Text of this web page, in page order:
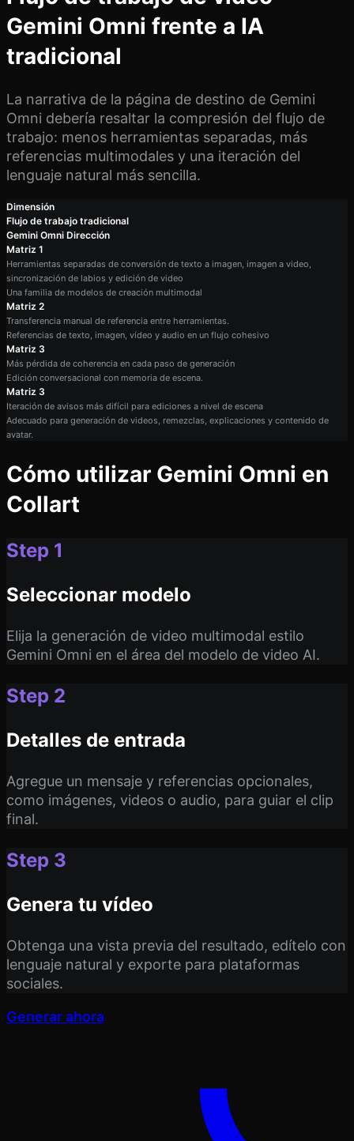
Gemini Omni frente a IA
tradicional
La narrativa de la página de destino de Gemini
Omni debería resaltar la compresión del flujo de
trabajo: menos herramientas separadas, más
referencias multimodales y una iteración del
lenguaje natural más sencilla.
Dimensión
Flujo de trabajo tradicional
Gemini Omni Dirección
Matriz 1
Herramientas separadas de conversión de texto a imagen, imagen a video,
sincronización de labios y edición de video
Una familia de modelos de creación multimodal
Matriz 2
Transferencia manual de referencia entre herramientas.
Referencias de texto, imagen, vídeo y audio en un flujo cohesivo
Matriz 3
Más pérdida de coherencia en cada paso de generación
Edición conversacional con memoria de escena.
Matriz 3
Iteración de avisos más difícil para ediciones a nivel de escena
Adecuado para generación de videos, remezclas, explicaciones y contenido de
avatar.
Cómo utilizar Gemini Omni en
Collart
Step 1
Seleccionar modelo
Elija la generación de video multimodal estilo
Gemini Omni en el área del modelo de video AI.
Step 2
Detalles de entrada
Agregue un mensaje y referencias opcionales,
como imágenes, videos o audio, para guiar el clip
final.
Step 3
Genera tu vídeo
Obtenga una vista previa del resultado, edítelo con
lenguaje natural y exporte para plataformas
sociales.
Generar ahora